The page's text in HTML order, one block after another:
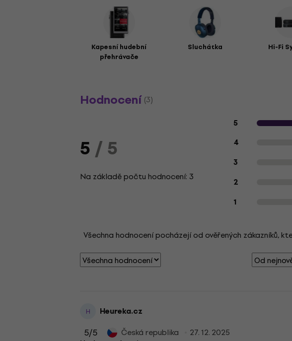
Kapesní hudební
přehrávače
Sluchátka Hi-Fi
Hodnocení (3)
5/ 5
Na základě počtu hodnocení: 3
Hodnocení
5
4
3
2
1
Všechna hodnocení pocházejí od ověřených zákazníků,
H Heureka.cz
5/5 Česká republika 27. 12. 2025